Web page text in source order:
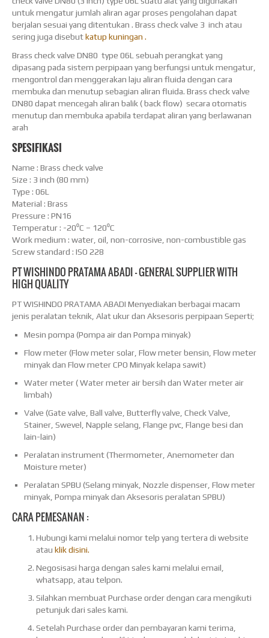
untuk mengatur jumlah aliran agar proses pengolahan dapat
berjalan sesuai yang ditentukan . Brass check valve 3 inch atau
sering juga disebutkatup kuningan .
Brass check valve DN80 type 06L sebuah perangkat yang
dipasang pada sistem perpipaan yang berfungsi untuk mengatur,
mengontrol dan menggerakan laju aliran fluida dengan cara
membuka dan menutup sebagian aliran fluida. Brass check valve
DN80 dapat mencegah aliran balik ( back flow) secara otomatis
menutup dan membuka apabila terdapat aliran yang berlawanan
arah
SPESIFIKASI
Name : Brass check valve
Size : 3 inch (80 mm)
Type : 06L
Material : Brass
Pressure : PN16
Temperatur : -20⁰C – 120⁰C
Work medium : water, oil, non-corrosive, non-combustible gas
Screw standard : ISO 228
PT WISHINDO PRATAMA ABADI – GENERAL SUPPLIER WITH
HIGH QUALITY
PT WISHINDO PRATAMA ABADI Menyediakan berbagai macam
jenis peralatan teknik, Alat ukur dan Aksesoris perpipaan Seperti;
Mesin pompa (Pompa air dan Pompa minyak)
Flow meter (Flow meter solar, Flow meter bensin, Flow meter
minyak dan Flow meter CPO Minyak kelapa sawit)
Water meter ( Water meter air bersih dan Water meter air
limbah)
Valve (Gate valve, Ball valve, Butterfly valve, Check Valve,
Stainer, Swevel, Napple selang, Flange pvc, Flange besi dan
lain-lain)
Peralatan instrument (Thermometer, Anemometer dan
Moisture meter)
Peralatan SPBU (Selang minyak, Nozzle dispenser, Flow meter
minyak, Pompa minyak dan Aksesoris peralatan SPBU)
CARA PEMESANAN :
Hubungi kami melalui nomor telp yang tertera di website
atau klik disini.
Negosisasi harga dengan sales kami melalui email,
whatsapp, atau telpon.
Silahkan membuat Purchase order dengan cara mengikuti
petunjuk dari sales kami.
Setelah Purchase order dan pembayaran kami terima,